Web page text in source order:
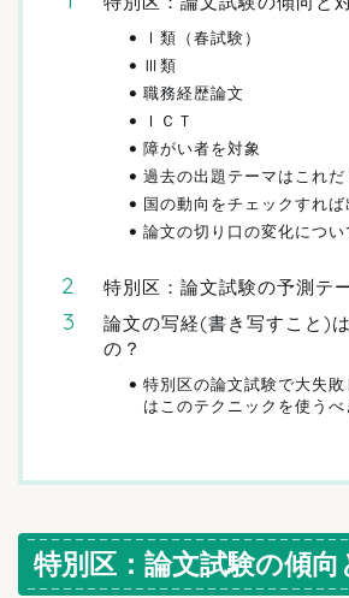
Ⅰ類（春試験）
Ⅲ類
職務経歴論文
ＩＣＴ
障がい者を対象
過去の出題テーマはこれだ
国の動向をチェックすれ
論文の切り口の変化につい
特別区：論文試験の予測テ
論文の写経(書き写すこと)
の？
特別区の論文試験で大失
はこのテクニックを使うべ
特別区：論文試験の傾向